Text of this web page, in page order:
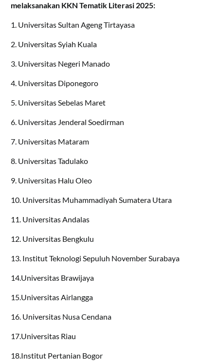
melaksanakan KKN Tematik Literasi 2025:
1. Universitas Sultan Ageng Tirtayasa
2. Universitas Syiah Kuala
3. Universitas Negeri Manado
4. Universitas Diponegoro
5. Universitas Sebelas Maret
6. Universitas Jenderal Soedirman
7. Universitas Mataram
8. Universitas Tadulako
9. Universitas Halu Oleo
10. Universitas Muhammadiyah Sumatera Utara
11. Universitas Andalas
12. Universitas Bengkulu
13. Institut Teknologi Sepuluh November Surabaya
14.Universitas Brawijaya
15.Universitas Airlangga
16. Universitas Nusa Cendana
17.Universitas Riau
18.Institut Pertanian Bogor